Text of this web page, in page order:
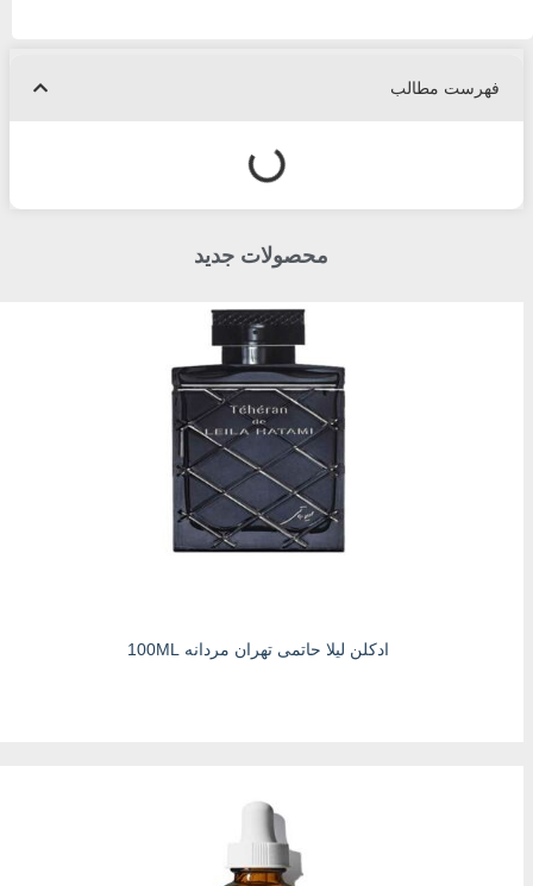
فهرست مطالب
محصولات جدید
ادکلن لیلا حاتمی تهران مردانه 100ML